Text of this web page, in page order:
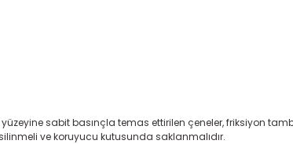
sabit basınçla temas ettirilen çeneler, friksiyon
ve koruyucu kutusunda saklanmalıdır.